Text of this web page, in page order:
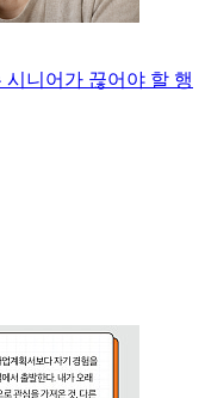
시니어가 끊어야 할 행